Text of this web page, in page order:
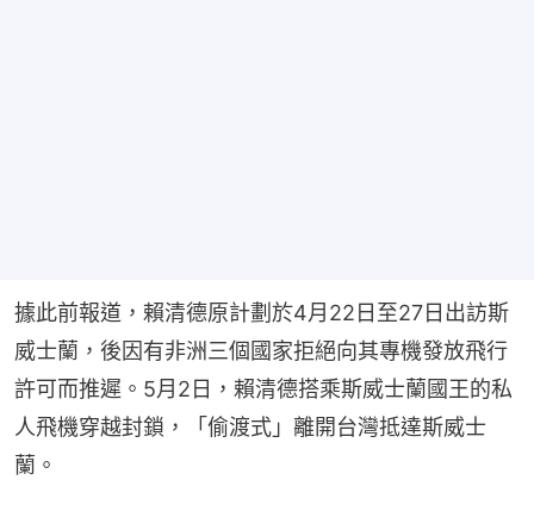
據此前報道，賴清德原計劃於4月22日至27日出訪斯
威士蘭，後因有非洲三個國家拒絕向其專機發放飛行
許可而推遲。5月2日，賴清德搭乘斯威士蘭國王的私
人飛機穿越封鎖，「偷渡式」離開台灣抵達斯威士
蘭。